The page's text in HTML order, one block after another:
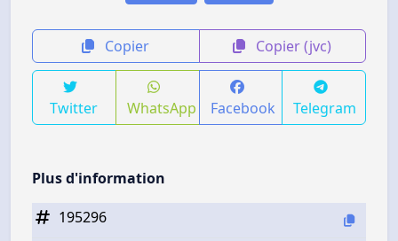
Copier Copier (jvc)
Twitter WhatsApp Facebook Telegram
Plus d'information
195296